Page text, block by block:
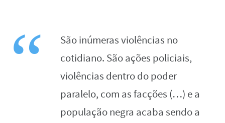
São inúmeras violências no
cotidiano. São ações policiais,
violências dentro do poder
paralelo, com as facções (…) e a
população negra acaba sendo a